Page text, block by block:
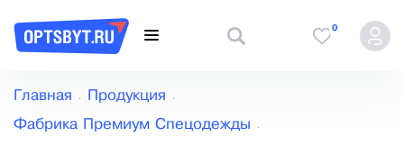
0
Главная Продукция
Фабрика Премиум Спецодежды